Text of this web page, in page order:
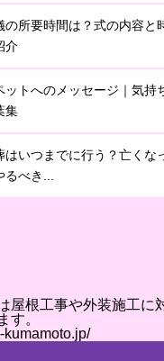
の所要時間は？式の内容と
介
ットへのメッセージ｜気持
集
はいつまでに行う？亡くな
べき...
屋根工事や外装施工
す。
kumamoto.jp/